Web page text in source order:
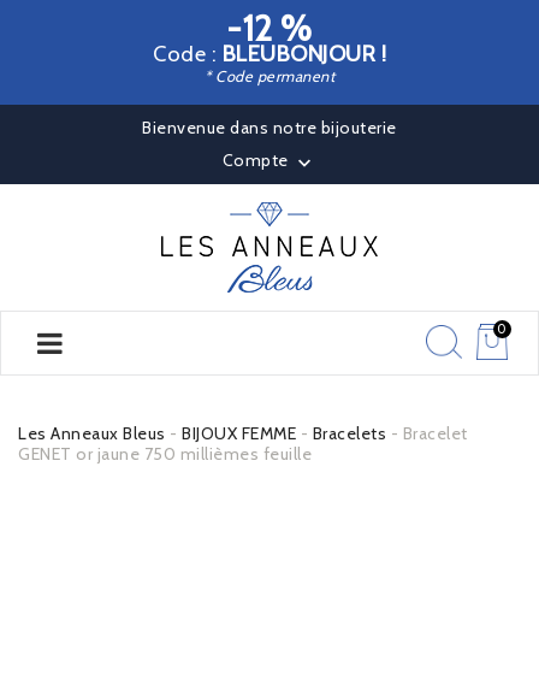
-12 %
Code : BLEUBONJOUR !
* Code permanent
Bienvenue dans notre bijouterie
Compte 
0
Les Anneaux Bleus BIJOUX FEMME Bracelets
Bracelet
GENET or jaune 750 millièmes feuille